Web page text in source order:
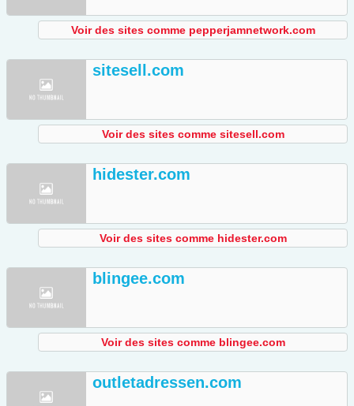
Voir des sites comme pepperjamnetwork.com
sitesell.com
Voir des sites comme sitesell.com
hidester.com
Voir des sites comme hidester.com
blingee.com
Voir des sites comme blingee.com
outletadressen.com